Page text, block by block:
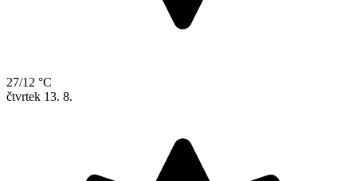
27/12 °C
čtvrtek 13. 8.